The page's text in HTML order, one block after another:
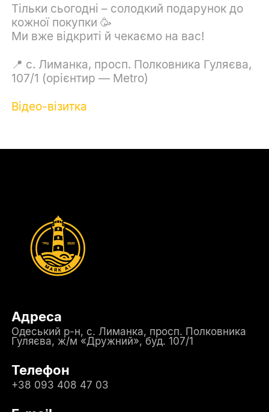
Тільки сьогодні – солодкий подарунок до
кожної покупки 🥳
Ми вже відкриті й чекаємо на вас!
📍 с. Лиманка, просп. Полковника Гуляєва,
107/1 (орієнтир — Metro)
Відео-візитка
Адреса
Одеський р-н, с. Лиманка, просп. Полковника
Гуляєва, ж/м «Дружний», буд. 107/1
Телефон
+38 093 408 47 03